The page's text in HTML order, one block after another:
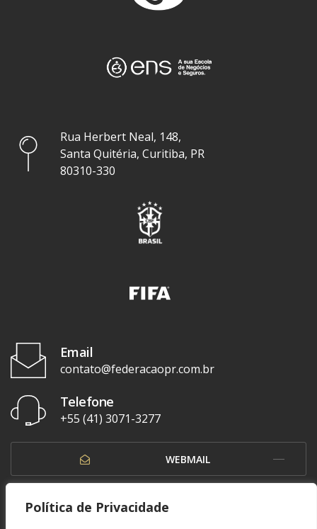
Política de Privacidade
Rua Herbert Neal, 148,
Santa Quitéria, Curitiba, PR
80310-330
Email
contato@federacaopr.com.br
Telefone
+55 (41) 3071-3277
WEBMAIL
OUVIDORIA